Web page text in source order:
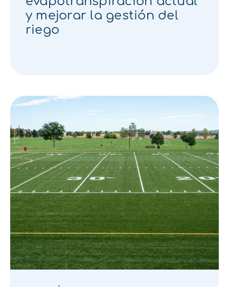
y mejorar la gestión del
riego